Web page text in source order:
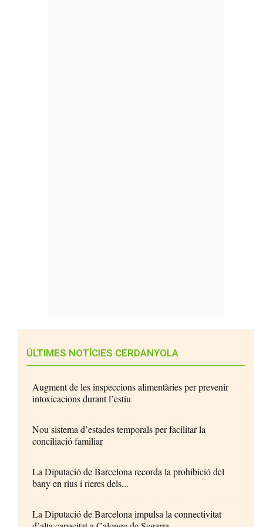
ÚLTIMES NOTÍCIES CERDANYOLA
Augment de les inspeccions alimentàries per prevenir
intoxicacions durant l’estiu
Nou sistema d’estades temporals per facilitar la
conciliació familiar
La Diputació de Barcelona recorda la prohibició del
bany en rius i rieres dels...
La Diputació de Barcelona impulsa la connectivitat